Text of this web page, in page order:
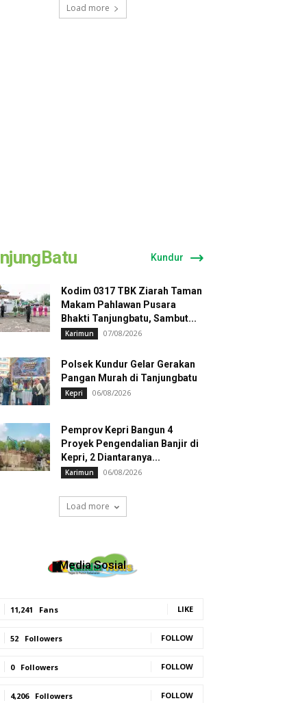
Load more
Kundur
Kodim 0317 TBK Ziarah Taman
Makam Pahlawan Pusara
Bhakti Tanjungbatu, Sambut...
Karimun 07/08/2026
Polsek Kundur Gelar Gerakan
Pangan Murah di Tanjungbatu
Kepri 06/08/2026
Pemprov Kepri Bangun 4
Proyek Pengendalian Banjir di
Kepri, 2 Diantaranya...
Karimun 06/08/2026
Load more
Media Sosial
11,241 Fans LIKE
52 Followers FOLLOW
0 Followers FOLLOW
4,206 Followers FOLLOW